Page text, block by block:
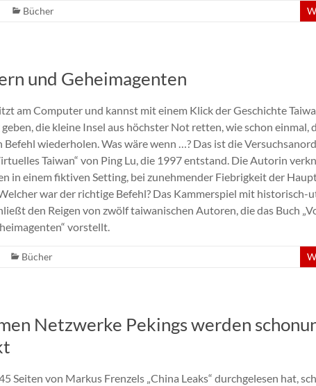
Bücher
und Geheimagenten
am Computer und kannst mit einem Klick der Geschichte
die kleine Insel aus höchster Not retten, wie schon einmal,
Befehl wiederholen. Was wäre wenn …? Das ist die
Taiwan“ von Ping Lu, die 1997 entstand. Die Autorin
in einem fiktiven Setting, bei zunehmender Fiebrigkeit der
war der richtige Befehl? Das Kammerspiel mit historisch-
den Reigen von zwölf taiwanischen Autoren, die das Buch
vorstellt.
Bücher
Netzwerke Pekings werden
Seiten von Markus Frenzels „China Leaks“ durchgelesen hat,